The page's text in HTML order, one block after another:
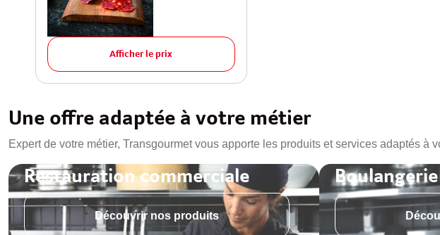
Afficher le prix
Une offre adaptée à votre métier
Expert de votre métier, Transgourmet vous apporte les produits et services adaptés à
Restauration commerciale
Découvrir nos produits